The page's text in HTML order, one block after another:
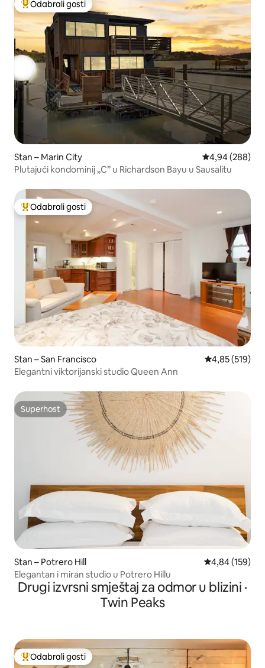
Među najviše rangiranima s oznakom „Odabrali gosti”
Odabrali gosti
Stan – Marin City Prosječna
4,94 (288)
Plutajući kondominij „C” u Richardson Bayu u Sausalitu
Među najviše rangiranima s oznakom „Odabrali gosti”
Odabrali gosti
Stan – San Francisco Prosječna
4,85 (519)
Elegantni viktorijanski studio Queen Ann
Superhost
Superhost
Stan – Potrero Hill Prosječna
4,84 (159)
Elegantan i miran studio u Potrero Hillu
Drugi izvrsni smještaj za odmor u blizini ·
Twin Peaks
Među najviše rangiranima s oznakom „Odabrali gosti”
Odabrali gosti